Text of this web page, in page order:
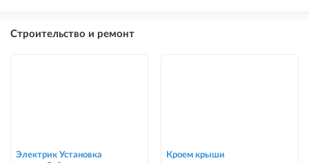
Строительство и ремонт
Электрик Установка
Кроем крыши